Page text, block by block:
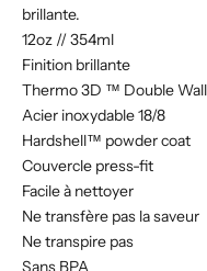
brillante.
12oz // 354ml
Finition brillante
Thermo 3D ™ Double
Acier inoxydable 18/8
Hardshell™ powder coat
Couvercle press-fit
Facile à nettoyer
Ne transfère pas la saveur
Ne transpire pas
Sans BPA